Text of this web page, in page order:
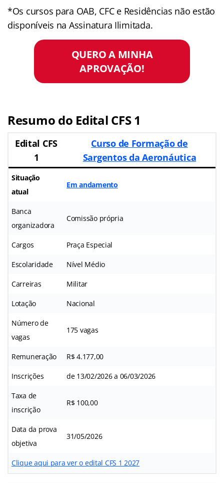
*Os cursos para OAB, CFC e Residências não estão
disponíveis na Assinatura Ilimitada.
QUERO A MINHA
APROVAÇÃO!
Resumo do Edital CFS 1
Edital CFS
1
Curso de Formação de
Sargentos da Aeronáutica
Situação
atual
Em andamento
Banca
organizadora
Comissão própria
Cargos Praça Especial
Escolaridade Nível Médio
Carreiras Militar
Lotação Nacional
Número de
vagas
175 vagas
Remuneração R$ 4.177,00
Inscrições de 13/02/2026 a 06/03/2026
Taxa de
inscrição
R$ 100,00
Data da prova
objetiva
31/05/2026
Clique aqui para ver o edital CFS 1 2027